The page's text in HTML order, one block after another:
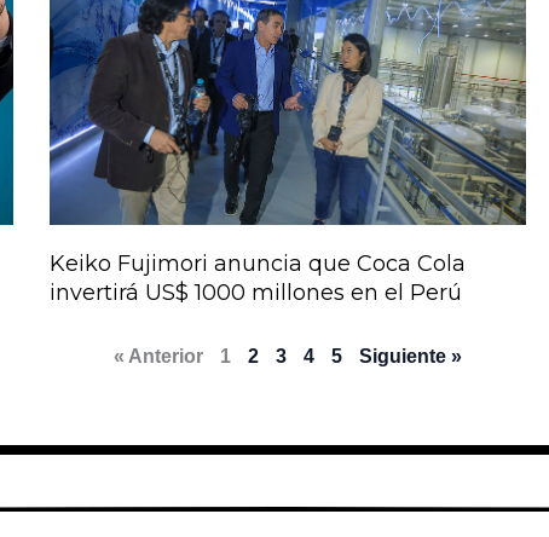
Keiko Fujimori anuncia que Coca Cola
invertirá US$ 1000 millones en el Perú
« Anterior 1 2 3 4 5 Siguiente »